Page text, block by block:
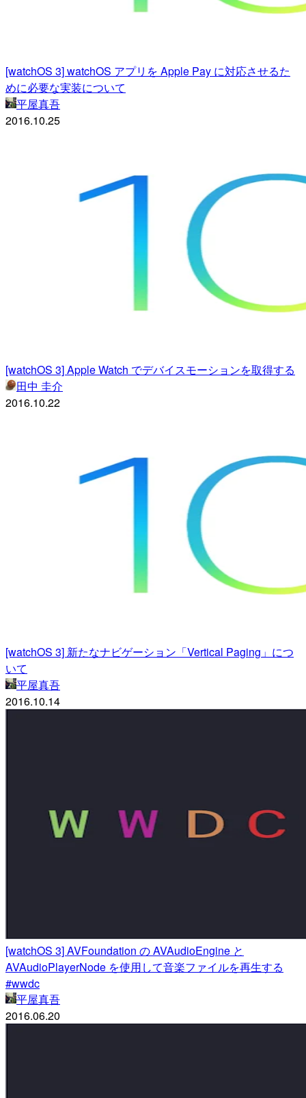
[watchOS 3] watchOS アプリを Apple Pay に対応させるた
めに必要な実装について
平屋真吾
2016.10.25
[watchOS 3] Apple Watch でデバイスモーションを取得する
田中 圭介
2016.10.22
[watchOS 3] 新たなナビゲーション「Vertical Paging」につ
いて
平屋真吾
2016.10.14
[watchOS 3] AVFoundation の AVAudioEngine と
AVAudioPlayerNode を使用して音楽ファイルを再生する
#wwdc
平屋真吾
2016.06.20